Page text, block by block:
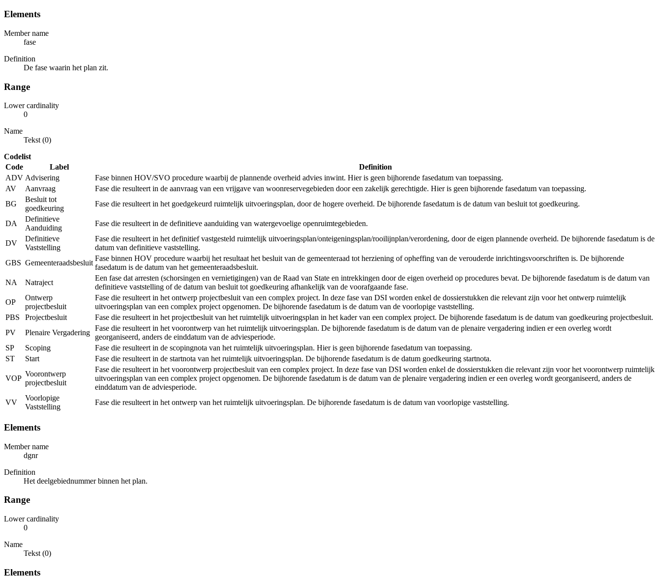
Elements
Member name
fase
Definition
De fase waarin het plan zit.
Range
Lower cardinality
0
Name
Tekst (0)
Codelist
Code
Label
Definition
ADV Advisering
Fase binnen HOV/SVO procedure waarbij de plannende overheid advies inwint. Hier is geen bijhorende fasedatum van toepassing.
AV
Aanvraag
Fase die resulteert in de aanvraag van een vrijgave van woonreservegebieden door een zakelijk gerechtigde. Hier is geen bijhorende fasedatum van toepassing.
BG
Besluit tot
goedkeuring
Fase die resulteert in het goedgekeurd ruimtelijk uitvoeringsplan, door de hogere overheid. De bijhorende fasedatum is de datum van besluit tot goedkeuring.
DA
Definitieve
Aanduiding
Fase die resulteert in de definitieve aanduiding van watergevoelige openruimtegebieden.
DV
Definitieve
Vaststelling
Fase die resulteert in het definitief vastgesteld ruimtelijk uitvoeringsplan/onteigeningsplan/rooilijnplan/verordening, door de eigen plannende overheid. De bijhorende fasedatum is de
datum van definitieve vaststelling.
GBS Gemeenteraadsbesluit
Fase binnen HOV procedure waarbij het resultaat het besluit van de gemeenteraad tot herziening of opheffing van de verouderde inrichtingsvoorschriften is. De bijhorende
fasedatum is de datum van het gemeenteraadsbesluit.
NA
Natraject
Een fase dat arresten (schorsingen en vernietigingen) van de Raad van State en intrekkingen door de eigen overheid op procedures bevat. De bijhorende fasedatum is de datum van
definitieve vaststelling of de datum van besluit tot goedkeuring afhankelijk van de voorafgaande fase.
OP
Ontwerp
projectbesluit
Fase die resulteert in het ontwerp projectbesluit van een complex project. In deze fase van DSI worden enkel de dossierstukken die relevant zijn voor het ontwerp ruimtelijk
uitvoeringsplan van een complex project opgenomen. De bijhorende fasedatum is de datum van de voorlopige vaststelling.
PBS
Projectbesluit
Fase die resulteert in het projectbesluit van het ruimtelijk uitvoeringsplan in het kader van een complex project. De bijhorende fasedatum is de datum van goedkeuring projectbesluit.
PV
Plenaire Vergadering
Fase die resulteert in het voorontwerp van het ruimtelijk uitvoeringsplan. De bijhorende fasedatum is de datum van de plenaire vergadering indien er een overleg wordt
georganiseerd, anders de einddatum van de adviesperiode.
SP
Scoping
Fase die resulteert in de scopingnota van het ruimtelijk uitvoeringsplan. Hier is geen bijhorende fasedatum van toepassing.
ST
Start Fase die resulteert in de startnota van het ruimtelijk uitvoeringsplan. De bijhorende fasedatum is de datum goedkeuring startnota.
VOP
Voorontwerp
projectbesluit
Fase die resulteert in het voorontwerp projectbesluit van een complex project. In deze fase van DSI worden enkel de dossierstukken die relevant zijn voor het voorontwerp ruimtelijk
uitvoeringsplan van een complex project opgenomen. De bijhorende fasedatum is de datum van de plenaire vergadering indien er een overleg wordt georganiseerd, anders de
einddatum van de adviesperiode.
VV
Voorlopige
Vaststelling
Fase die resulteert in het ontwerp van het ruimtelijk uitvoeringsplan. De bijhorende fasedatum is de datum van voorlopige vaststelling.
Elements
Member name
dgnr
Definition
Het deelgebiednummer binnen het plan.
Range
Lower cardinality
0
Name
Tekst (0)
Elements